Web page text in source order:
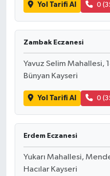
Yol Tarifi Al 0
Zambak Eczanesi
Yavuz Selim Mahallesi,
Bünyan Kayseri
Yol Tarifi Al 0
Erdem Eczanesi
Yukarı Mahallesi,
Hacılar Kayseri